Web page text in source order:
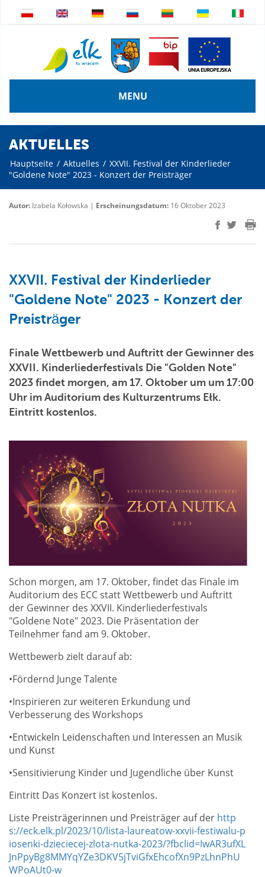
MENU
AKTUELLES
Hauptseite / Aktuelles / XXVII. Festival der Kinderlieder
"Goldene Note" 2023 - Konzert der Preisträger
Autor: Izabela Kołowska | Erscheinungsdatum: 16 Oktober 2023
XXVII. Festival der Kinderlieder
"Goldene Note" 2023 - Konzert der
Preisträger
Finale Wettbewerb und Auftritt der Gewinner des
XXVII. Kinderliederfestivals Die "Golden Note"
2023 findet morgen, am 17. Oktober um um 17:00
Uhr im Auditorium des Kulturzentrums Ełk.
Eintritt kostenlos.
Schon morgen, am 17. Oktober, findet das Finale im
Auditorium des ECC statt Wettbewerb und Auftritt
der Gewinner des XXVII. Kinderliederfestivals
"Goldene Note" 2023. Die Präsentation der
Teilnehmer fand am 9. Oktober.
Wettbewerb zielt darauf ab:
•Fördernd Junge Talente
•Inspirieren zur weiteren Erkundung und
Verbesserung des Workshops
•Entwickeln Leidenschaften und Interessen an Musik
und Kunst
•Sensitivierung Kinder und Jugendliche über Kunst
Eintritt Das Konzert ist kostenlos.
Liste Preisträgerinnen und Preisträger auf der http
s://eck.elk.pl/2023/10/lista-laureatow-xxvii-festiwalu-p
iosenki-dzieciecej-zlota-nutka-2023/?fbclid=IwAR3ufXL
JnPpyBg8MMYqYZe3DKV5jTviGfxEhcofXn9PzLhnPhU
WPoAUt0-w